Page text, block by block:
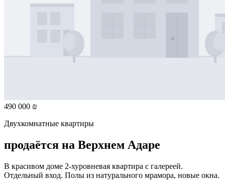
490 000 ₪
Двухкомнатные квартиры
продаётся на Верхнем Адаре
В красивом доме 2-хуровневая квартира с галереей.
Отдельный вход. Полы из натурального мрамора, новые окна.